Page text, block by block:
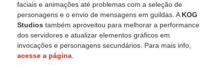
faciais e animações até problemas com a seleção de
personagens e o envio de mensagens em guildas. A KOG
Studios também aproveitou para melhorar a performance
dos servidores e atualizar elementos gráficos em
invocações e personagens secundários. Para mais info,
acesse a página